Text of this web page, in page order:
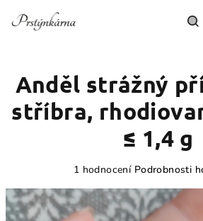
Anděl strážný
stříbra,
≤ 1,4 g
produktu
je
1 hodnocení Podrobnosti